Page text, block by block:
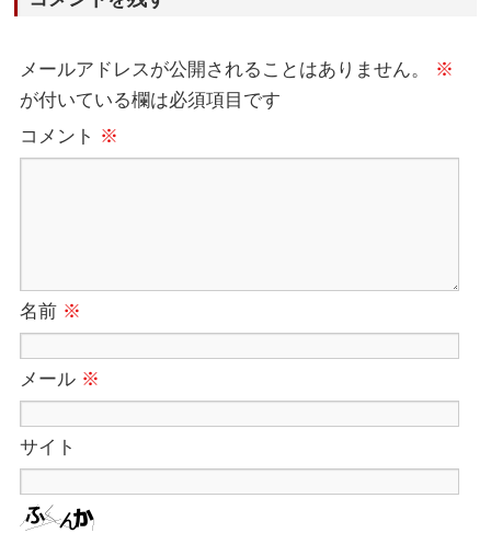
メールアドレスが公開されることはありません。
※
が付いている欄は必須項目です
コメント ※
名前 ※
メール ※
サイト